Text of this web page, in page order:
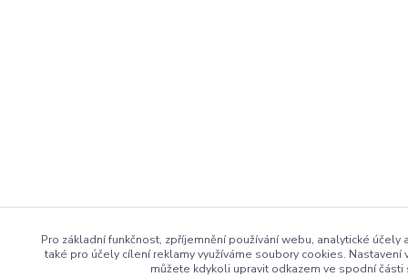
Pro základní funkčnost, zpříjemnění používání webu, analytické
také pro účely cílení reklamy využíváme soubory cookies.
můžete kdykoli upravit odkazem ve spodní části